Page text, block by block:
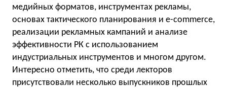
медийных форматов, инструментах рекламы,
основах тактического планирования и e-commerce,
реализации рекламных кампаний и анализе
эффективности РК с использованием
индустриальных инструментов и многом другом.
Интересно отметить, что среди лекторов
присутствовали несколько выпускников прошлых